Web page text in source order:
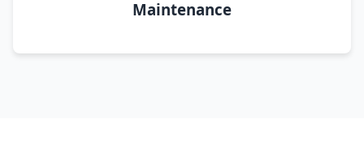
Maintenance